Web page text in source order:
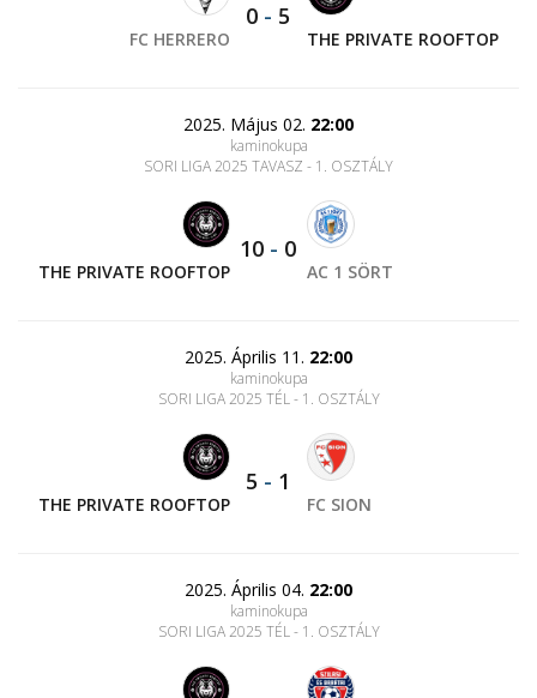
FC HERRERO
0 - 5
THE PRIVATE ROOFTOP
2025. Május 02. 22:00
kaminokupa
SORI LIGA 2025 TAVASZ - 1. OSZTÁLY
THE PRIVATE ROOFTOP
10 - 0
AC 1 SÖRT
2025. Április 11. 22:00
kaminokupa
SORI LIGA 2025 TÉL - 1. OSZTÁLY
THE PRIVATE ROOFTOP
5 - 1
FC SION
2025. Április 04. 22:00
kaminokupa
SORI LIGA 2025 TÉL - 1. OSZTÁLY